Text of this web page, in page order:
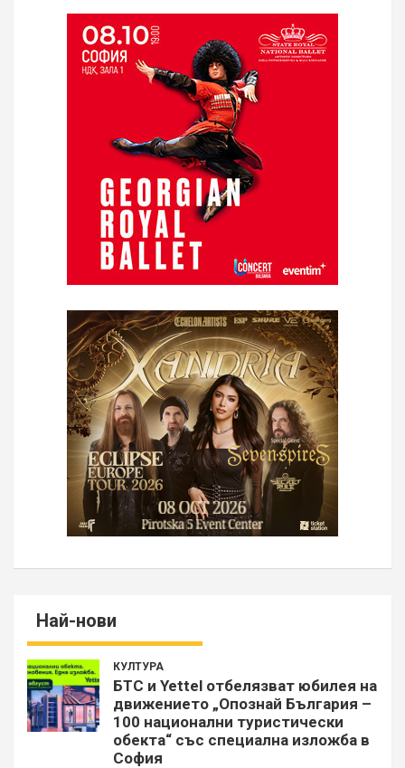
Най-нови
КУЛТУРА
БТС и Yettel отбелязват юбилея на
движението „Опознай България –
100 национални туристически
обекта“ със специална изложба в
София